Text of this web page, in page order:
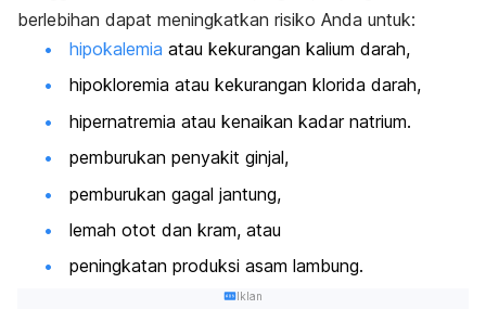
berlebihan dapat meningkatkan risiko Anda untuk:
hipokalemia atau kekurangan kalium darah,
hipokloremia atau kekurangan klorida darah,
hipernatremia atau kenaikan kadar natrium.
pemburukan penyakit ginjal,
pemburukan gagal jantung,
lemah otot dan kram, atau
peningkatan produksi asam lambung.
Iklan